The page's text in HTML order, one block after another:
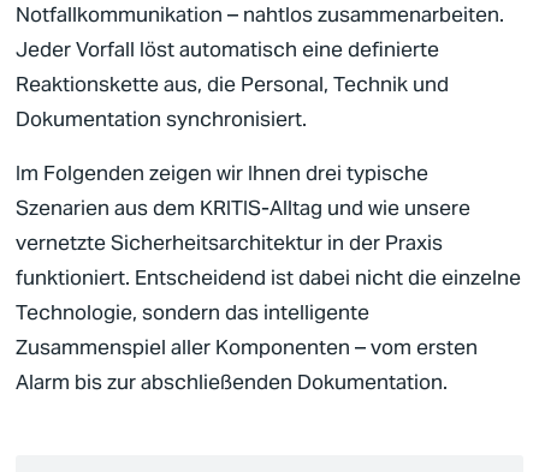
Notfallkommunikation – nahtlos zusammenarbeiten.
Jeder Vorfall löst automatisch eine definierte
Reaktionskette aus, die Personal, Technik und
Dokumentation synchronisiert.
Im Folgenden zeigen wir Ihnen drei typische
Szenarien aus dem KRITIS-Alltag und wie unsere
vernetzteSicherheitsarchitektur in der Praxis
funktioniert. Entscheidend ist dabei nicht die einzelne
Technologie, sondern das intelligente
Zusammenspiel aller Komponenten – vom ersten
Alarm bis zur abschließenden Dokumentation.